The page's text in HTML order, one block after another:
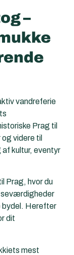
–
vandreferie
Prag til
videre til
af kultur, eventyr
Prag, hvor du
seværdigheder
bydel. Herefter
dit
mest